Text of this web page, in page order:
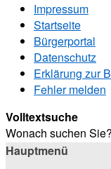
Impressum
Startseite
Bürgerportal
Datenschutz
Erklärung zur
Fehler melden
Volltextsuche
Wonach suchen Sie?
Hauptmenü